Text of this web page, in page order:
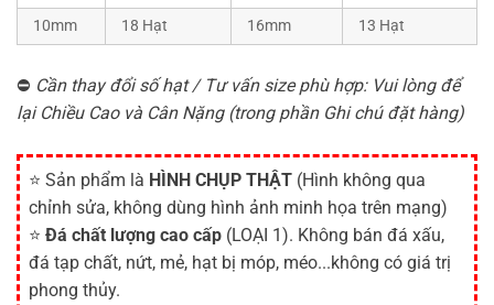
10mm
18 Hạt 16mm 13 Hạt
⛔ Cần thay đổi số hạt / Tư vấn size phù hợp: Vui lòng để
lại Chiều Cao và Cân Nặng (trong phần Ghi chú đặt hàng)
⭐ Sản phẩm là HÌNH CHỤP THẬT (Hình không qua
chỉnh sửa, không dùng hình ảnh minh họa trên mạng)
⭐ Đá chất lượng cao cấp (LOẠI 1). Không bán đá xấu,
đá tạp chất, nứt, mẻ, hạt bị móp, méo...không có giá trị
phong thủy.